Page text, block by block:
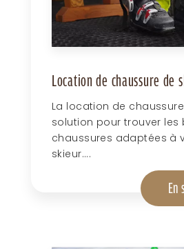
Location de chaussure de
La location de
solution pour trouver les
chaussures adaptées à
skieur....
En